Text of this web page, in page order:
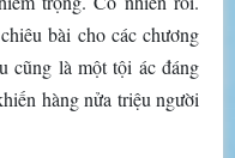
bài cho các chương
cũng là một tội ác đáng
hàng nửa triệu người